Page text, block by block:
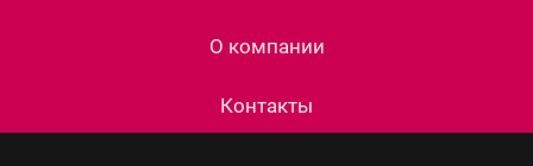
О компании
Контакты